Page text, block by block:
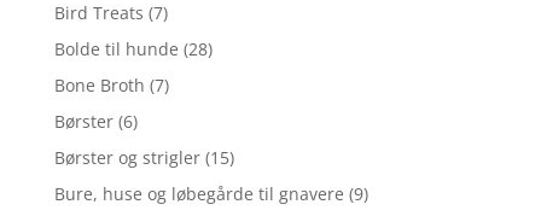
Bird Treats (7)
Bolde til hunde (28)
Bone Broth (7)
Børster (6)
Børster og strigler (15)
Bure, huse og løbegårde til gnavere (9)